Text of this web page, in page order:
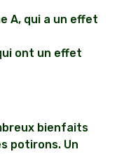
A, qui a un effet
ont un effet
bienfaits
potirons. Un